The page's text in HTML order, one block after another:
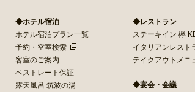
◆ホテル宿泊
ホテル宿泊プラン一覧
予約・空室検索
客室のご案内
ベストレート保証
露天風呂 筑波の湯
◆レストラン
ステーキイン 欅
イタリアンレスト
テイクアウトメニ
◆宴会・会議